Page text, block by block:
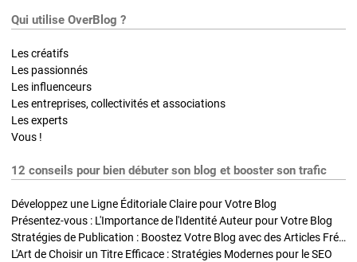
Qui utilise OverBlog ?
Les créatifs
Les passionnés
Les influenceurs
Les entreprises, collectivités et associations
Les experts
Vous !
12 conseils pour bien débuter son blog et booster son trafic
Développez une Ligne Éditoriale Claire pour Votre Blog
Présentez-vous : L'Importance de l'Identité Auteur pour Votre Blog
Stratégies de Publication : Boostez Votre Blog avec des Articles Fréquents et Exclusifs
L'Art de Choisir un Titre Efficace : Stratégies Modernes pour le SEO